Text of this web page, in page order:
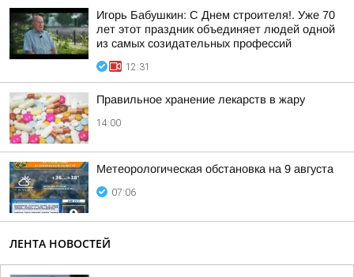
Игорь Бабушкин: С Днем строителя!. Уже 70
лет этот праздник объединяет людей одной
из самых созидательных профессий
12:31
Правильное хранение лекарств в жару
14:00
Метеорологическая обстановка на 9 августа
07:06
ЛЕНТА НОВОСТЕЙ